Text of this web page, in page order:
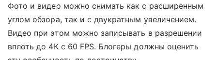
Фото и видео можно снимать как с расширенным
углом обзора, так и с двукратным увеличением.
Видео при этом можно записывать в разрешении
вплоть до 4К с 60 FPS. Блогеры должны оценить